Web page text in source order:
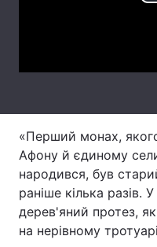
«Перший монах,
Афону й єдиному
народився, був
раніше кілька разів.
дерев'яний протез,
на нерівному